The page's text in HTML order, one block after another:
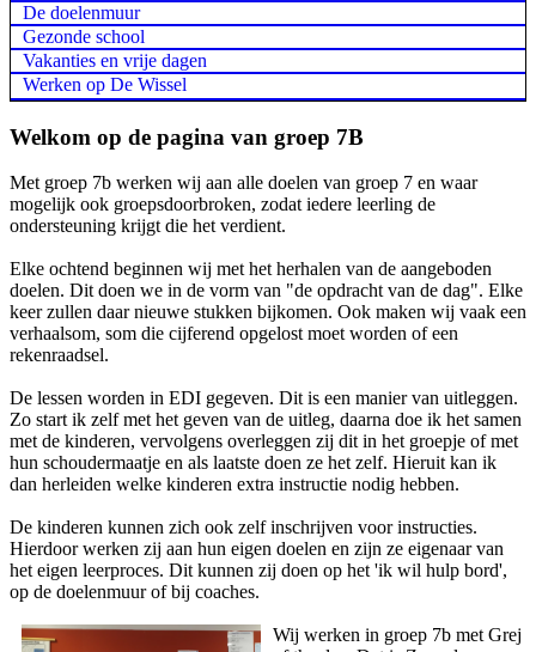
De doelenmuur
Gezonde school
Vakanties en vrije dagen
Werken op De Wissel
Welkom op de pagina van groep 7B
Met groep 7b werken wij aan alle doelen van groep 7 en waar
mogelijk ook groepsdoorbroken, zodat iedere leerling de
ondersteuning krijgt die het verdient.
Elke ochtend beginnen wij met het herhalen van de aangeboden
doelen. Dit doen we in de vorm van "de opdracht van de dag". Elke
keer zullen daar nieuwe stukken bijkomen. Ook maken wij vaak een
verhaalsom, som die cijferend opgelost moet worden of een
rekenraadsel.
De lessen worden in EDI gegeven. Dit is een manier van uitleggen.
Zo start ik zelf met het geven van de uitleg, daarna doe ik het samen
met de kinderen, vervolgens overleggen zij dit in het groepje of met
hun schoudermaatje en als laatste doen ze het zelf. Hieruit kan ik
dan herleiden welke kinderen extra instructie nodig hebben.
De kinderen kunnen zich ook zelf inschrijven voor instructies.
Hierdoor werken zij aan hun eigen doelen en zijn ze eigenaar van
het eigen leerproces. Dit kunnen zij doen op het 'ik wil hulp bord',
op de doelenmuur of bij coaches.
Wij werken in groep 7b met Grej